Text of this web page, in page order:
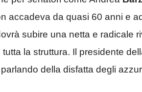
accadeva da quasi 60 anni e
subire una netta e radicale
tutta la struttura. Il presidente
della disfatta degli